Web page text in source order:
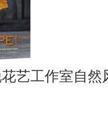
艺工作室自然